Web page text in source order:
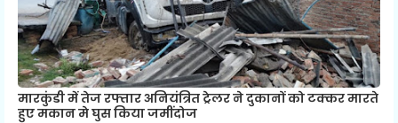
मारकुंडी में तेज रफ्तार अनियंत्रित ट्रेलर ने दुकानों को टक्कर मारते
हुए मकान मे घुस किया जमींदोज